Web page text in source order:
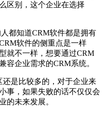
区别，这个企业在选择
都知道CRM软件都是拥有
软件的侧重点是一样
就不一样，想要通过CRM
容企业需求的CRM系统。
是比较多的，对于企业来
事，如果失败的话不仅仅会
的未来发展。